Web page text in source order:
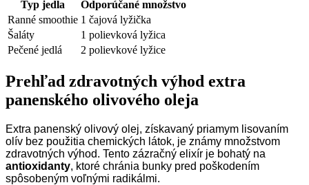
Typ jedla
Odporúčané množstvo
Ranné smoothie 1 čajová lyžička
Šaláty
1 polievková lyžica
Pečené jedlá
2 polievkové lyžice
Prehľad zdravotných výhod extra
panenského olivového oleja
Extra panenský olivový olej, získavaný priamym lisovaním
olív bez použitia chemických látok, je známy množstvom
zdravotných výhod. Tento zázračný elixír je bohatý na
antioxidanty, ktoré chránia bunky pred poškodením
spôsobeným voľnými radikálmi.